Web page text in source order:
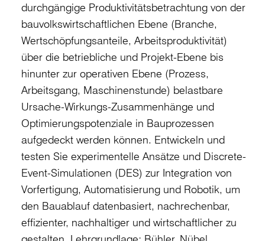
durchgängige Produktivitätsbetrachtung von der
bauvolkswirtschaftlichen Ebene (Branche,
Wertschöpfungsanteile, Arbeitsproduktivität)
über die betriebliche und Projekt-Ebene bis
hinunter zur operativen Ebene (Prozess,
Arbeitsgang, Maschinenstunde) belastbare
Ursache-Wirkungs-Zusammenhänge und
Optimierungspotenziale in Bauprozessen
aufgedeckt werden können. Entwickeln und
testen Sie experimentelle Ansätze und Discrete-
Event-Simulationen (DES) zur Integration von
Vorfertigung, Automatisierung und Robotik, um
den Bauablauf datenbasiert, nachrechenbar,
effizienter, nachhaltiger und wirtschaftlicher zu